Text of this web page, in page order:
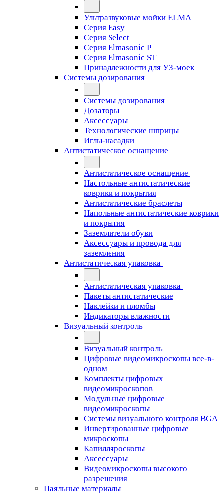
Ультразвуковые мойки ELMA
Серия Easy
Серия Select
Серия Elmasonic P
Серия Elmasonic ST
Принадлежности для УЗ-моек
Системы дозирования
Системы дозирования
Дозаторы
Аксессуары
Технологические шприцы
Иглы-насадки
Антистатическое оснащение
Антистатическое оснащение
Настольные антистатические
коврики и покрытия
Антистатические браслеты
Напольные антистатические коврики
и покрытия
Заземлители обуви
Аксессуары и провода для
заземления
Антистатическая упаковка
Антистатическая упаковка
Пакеты антистатические
Наклейки и пломбы
Индикаторы влажности
Визуальный контроль
Визуальный контроль
Цифровые видеомикроскопы все-в-
одном
Комплекты цифровых
видеомикроскопов
Модульные цифровые
видеомикроскопы
Cистемы визуального контроля BGA
Инвертированные цифровые
микроскопы
Капилляроскопы
Аксессуары
Видеомикроскопы высокого
разрешения
Паяльные материалы